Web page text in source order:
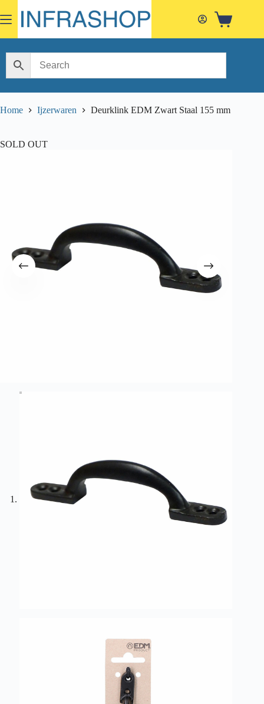
to
content
Shopping
Home Ijzerwaren Deurklink EDM Zwart Staal 155 mm
SOLD OUT